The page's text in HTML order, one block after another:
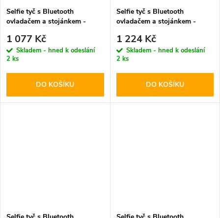
Selfie tyč s Bluetooth
ovladačem a stojánkem -
Beige
1 077 Kč
Skladem - hned k odeslání
2 ks
DO KOŠÍKU
Selfie tyč s Bluetooth
ovladačem a stojánkem -
Black
1 224 Kč
Skladem - hned k odeslání
2 ks
DO KOŠÍKU